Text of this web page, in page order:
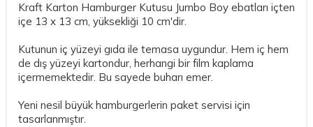
Kraft Karton Hamburger Kutusu Jumbo Boy ebatları içten
içe 13 x 13 cm, yüksekliği 10 cm'dir.
Kutunun iç yüzeyi gıda ile temasa uygundur. Hem iç hem
de dış yüzeyi kartondur, herhangi bir film kaplama
içermemektedir. Bu sayede buharı emer.
Yeni nesil büyük hamburgerlerin paket servisi için
tasarlanmıştır.